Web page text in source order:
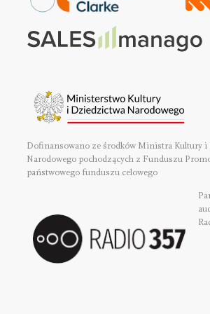
Dofinansowano ze środków Ministra Kultury
Narodowego pochodzących z Funduszu
państwowego funduszu celowego